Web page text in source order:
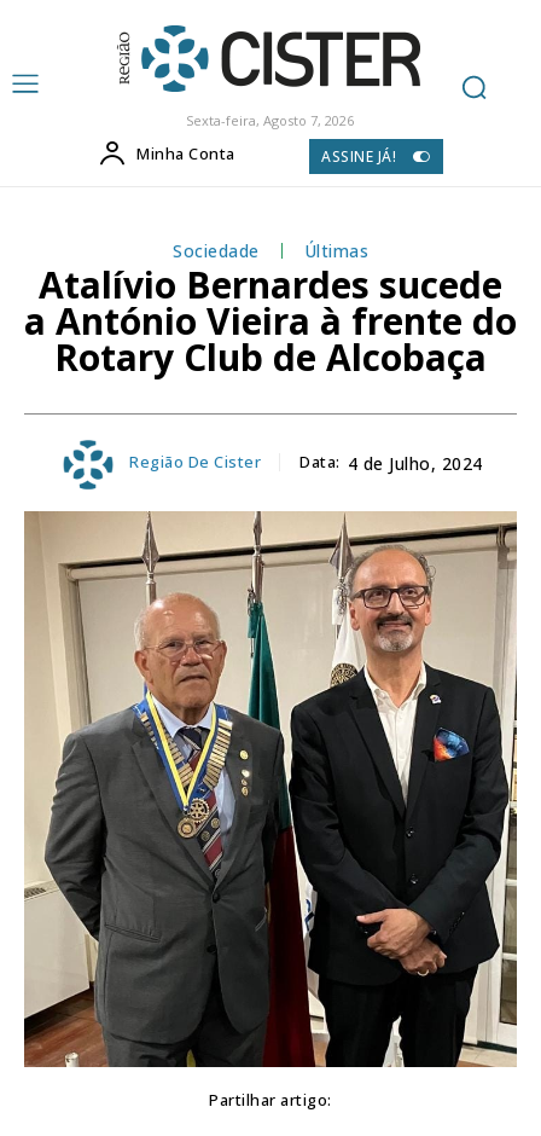
Sexta-feira, Agosto 7, 2026
Minha Conta ASSINE JÁ!
Sociedade Últimas
Atalívio Bernardes sucede
a António Vieira à frente do
Rotary Club de Alcobaça
Região De Cister Data: 4 de Julho, 2024
Partilhar artigo: